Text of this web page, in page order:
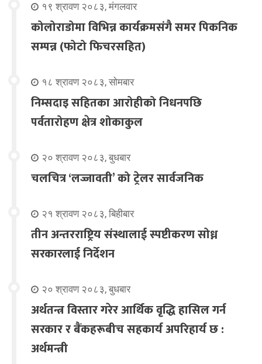
१९ श्रावण २०८३, मंगलवार
कोलोराडोमा विभिन्न कार्यक्रमसंगै समर पिकनिक
सम्पन्न (फोटो फिचरसहित)
१८ श्रावण २०८३, सोमबार
निम्सदाइ सहितका आरोहीको निधनपछि
पर्वतारोहण क्षेत्र शोकाकुल
२० श्रावण २०८३, बुधबार
चलचित्र ‘लज्जावती’ को ट्रेलर सार्वजनिक
२१ श्रावण २०८३, बिहीबार
तीन अन्तरराष्ट्रिय संस्थालाई स्पष्टीकरण सोध्न
सरकारलाई निर्देशन
२० श्रावण २०८३, बुधबार
अर्थतन्त्र विस्तार गरेर आर्थिक वृद्धि हासिल गर्न
सरकार र बैंकहरूबीच सहकार्य अपरिहार्य छ :
अर्थमन्त्री